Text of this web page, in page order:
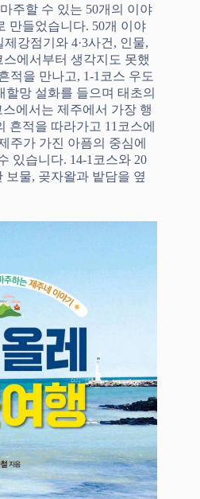
주할 수 있는 50개의 이야
만들었습니다. 50개 이야
강점기와 4·3사건, 인물,
에서부터 생각지도 못했
적을 만나고, 1-1코스 우도
망 설화를 들으며 태초의
에서는 제주에서 가장 행
흔적을 따라가고 11코스에
주가 가진 아픔의 중심에
있습니다. 14-1코스와 20
보물, 곶자왈과 밭담을 옆